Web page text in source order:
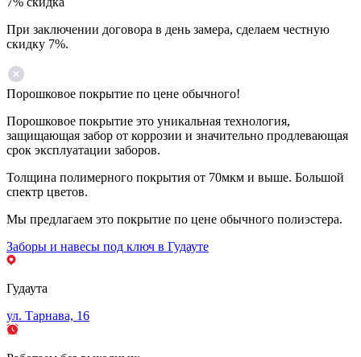
При заключении договора в день замера, сделаем честную
скидку 7%.
Порошковое покрытие по цене обычного!
Порошковое покрытие это уникальная технология,
защищающая забор от коррозии и значительно продлевающая
срок эксплуатации заборов.
Толщина полимерного покрытия от 70мкм и выше. Большой
спектр цветов.
Мы предлагаем это покрытие по цене обычного полиэстера.
Заборы и навесы под ключ в Гудауте
Гудаута
ул. Тарнава, 16